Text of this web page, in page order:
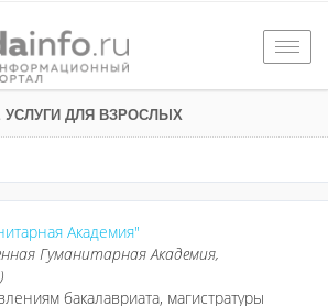
ДЛЯ ВЗРОСЛЫХ
Академия"
Гуманитарная Академия,
бакалавриата, магистратуры